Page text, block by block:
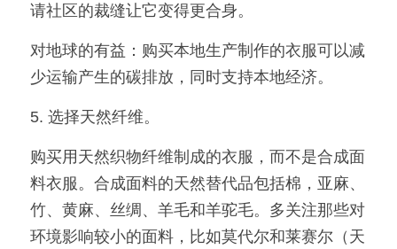
请社区的裁缝让它变得更合身。
对地球的有益：购买本地生产制作的衣服可以减
少运输产生的碳排放，同时支持本地经济。
5. 选择天然纤维。
购买用天然织物纤维制成的衣服，而不是合成面
料衣服。合成面料的天然替代品包括棉，亚麻、
竹、黄麻、丝绸、羊毛和羊驼毛。多关注那些对
环境影响较小的面料，比如莫代尔和莱赛尔（天